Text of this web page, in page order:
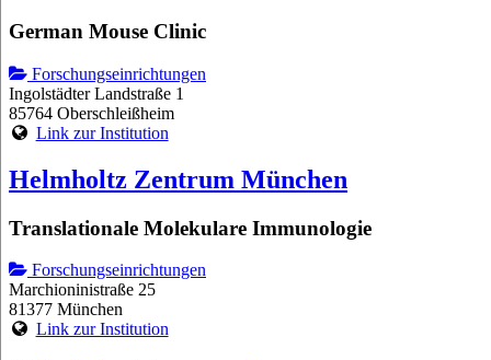
German Mouse Clinic
Forschungseinrichtungen
Ingolstädter Landstraße 1
85764 Oberschleißheim
Link zur Institution
Helmholtz Zentrum München
Translationale Molekulare Immunologie
Forschungseinrichtungen
Marchioninistraße 25
81377 München
Link zur Institution